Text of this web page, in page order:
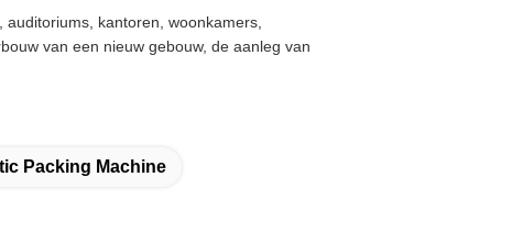
kantoren, woonkamers,
van een nieuw gebouw, de aanleg van
Packing Machine